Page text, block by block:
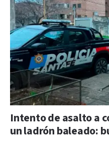
Intento de asalto a
un ladrón baleado: